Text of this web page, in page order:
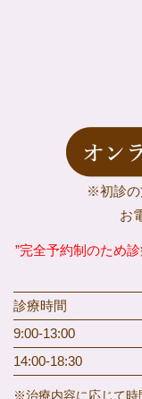
※初診の
お
”完全予約制のため
診療時間
9:00-13:00
14:00-18:30
※治療内容に応じて時